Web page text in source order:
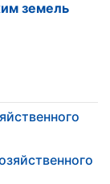
земель